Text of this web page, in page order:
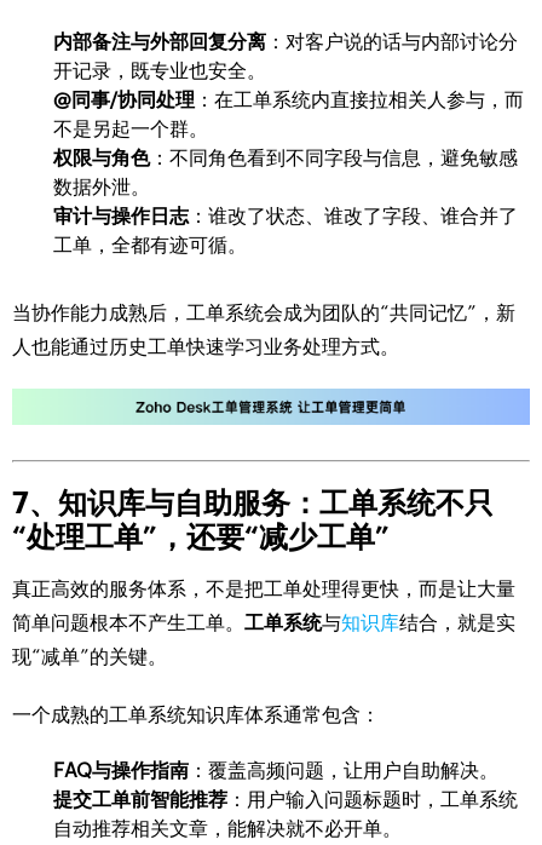
内部备注与外部回复分离 ：对客户说的话与内部讨论分
开记录，既专业也安全。
@同事/协同处理 ：在工单系统内直接拉相关人参与，而
不是另起一个群。
权限与角色：不同角色看到不同字段与信息，避免敏感
数据外泄。
审计与操作日志：谁改了状态、谁改了字段、谁合并了
工单，全都有迹可循。
当协作能力成熟后，工单系统会成为团队的“共同记忆”，新
人也能通过历史工单快速学习业务处理方式。
7、知识库与自助服务：工单系统不只
“处理工单”，还要“减少工单”
真正高效的服务体系，不是把工单处理得更快，而是让大量
简单问题根本不产生工单。 工单系统与知识库结合，就是实
现“减单”的关键。
一个成熟的工单系统知识库体系通常包含：
FAQ与操作指南 ：覆盖高频问题，让用户自助解决。
提交工单前智能推荐 ：用户输入问题标题时，工单系统
自动推荐相关文章，能解决就不必开单。